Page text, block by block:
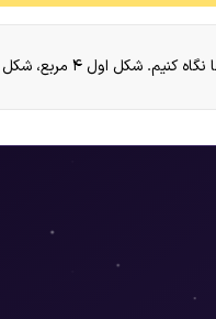
۱۰ مربع دارد. می‌بینیم که هر بار ۳ مربع اضافه می‌شود.